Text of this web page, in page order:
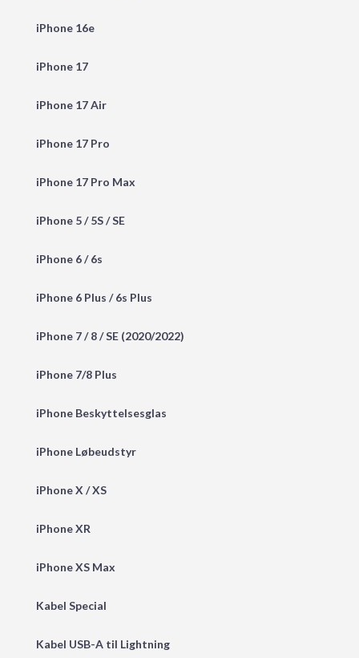
iPhone 16e
iPhone 17
iPhone 17 Air
iPhone 17 Pro
iPhone 17 Pro Max
iPhone 5 / 5S / SE
iPhone 6 / 6s
iPhone 6 Plus / 6s Plus
iPhone 7 / 8 / SE (2020/2022)
iPhone 7/8 Plus
iPhone Beskyttelsesglas
iPhone Løbeudstyr
iPhone X / XS
iPhone XR
iPhone XS Max
Kabel Special
Kabel USB-A til Lightning